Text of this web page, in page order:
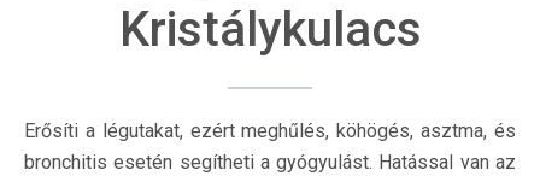
Kristálykulacs
Erősíti a légutakat, ezért meghűlés, köhögés, asztma, és
bronchitis esetén segítheti a gyógyulást. Hatással van az